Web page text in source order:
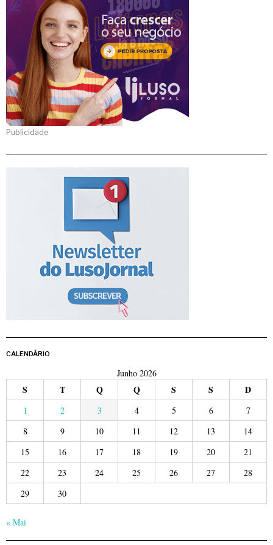
Publicidade
CALENDÁRIO
Junho 2026
S T Q Q S S D
1 2 3 4 5 6
7
8
9 10 11 12 13
14
15
16 17 18 19 20
21
22
23 24 25 26 27
28
29
30
« Mai